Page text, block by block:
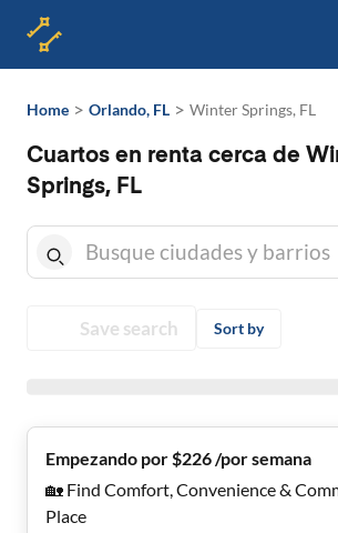
Home > Orlando, FL > Winter Springs, FL
Cuartos en renta cerca de
Springs, FL
Save search Sort by
Empezando por $226 /por semana
🏡 Find Comfort, Convenience &
Place